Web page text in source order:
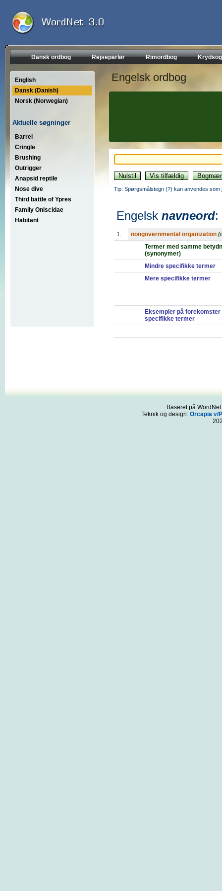
Dansk ordbog Rejseparlør Rimordbog
English
Dansk (Danish)
Norsk (Norwegian)
Aktuelle søgninger
Barrel
Cringle
Brushing
Outrigger
Anapsid reptile
Nose dive
Third battle of Ypres
Family Oniscidae
Habitant
Engelsk ordbog
Tip: Spørgsmålstegn (?) kan anvendes
Engelsk navneord:
1. nongovernmental organization
Termer med samme
(synonymer)
Mindre specifikke termer
Mere specifikke termer
Eksempler på forekomster
specifikke termer
Baseret på
Teknik og design: Orcapia v/